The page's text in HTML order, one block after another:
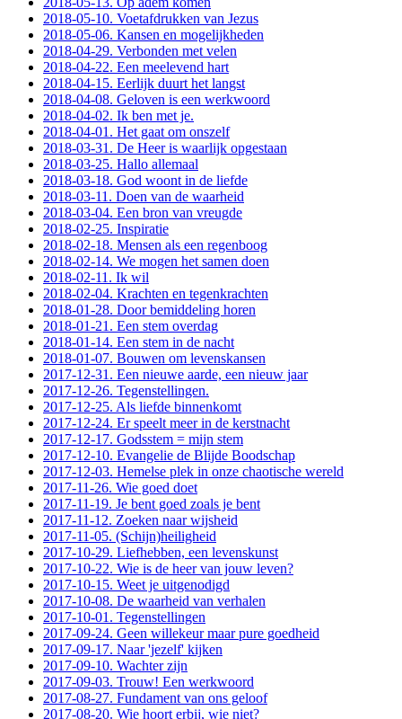
2018-05-10. Voetafdrukken van Jezus
2018-05-06. Kansen en mogelijkheden
2018-04-29. Verbonden met velen
2018-04-22. Een meelevend hart
2018-04-15. Eerlijk duurt het langst
2018-04-08. Geloven is een werkwoord
2018-04-02. Ik ben met je.
2018-04-01. Het gaat om onszelf
2018-03-31. De Heer is waarlijk opgestaan
2018-03-25. Hallo allemaal
2018-03-18. God woont in de liefde
2018-03-11. Doen van de waarheid
2018-03-04. Een bron van vreugde
2018-02-25. Inspiratie
2018-02-18. Mensen als een regenboog
2018-02-14. We mogen het samen doen
2018-02-11. Ik wil
2018-02-04. Krachten en tegenkrachten
2018-01-28. Door bemiddeling horen
2018-01-21. Een stem overdag
2018-01-14. Een stem in de nacht
2018-01-07. Bouwen om levenskansen
2017-12-31. Een nieuwe aarde, een nieuw jaar
2017-12-26. Tegenstellingen.
2017-12-25. Als liefde binnenkomt
2017-12-24. Er speelt meer in de kerstnacht
2017-12-17. Godsstem = mijn stem
2017-12-10. Evangelie de Blijde Boodschap
2017-12-03. Hemelse plek in onze chaotische wereld
2017-11-26. Wie goed doet
2017-11-19. Je bent goed zoals je bent
2017-11-12. Zoeken naar wijsheid
2017-11-05. (Schijn)heiligheid
2017-10-29. Liefhebben, een levenskunst
2017-10-22. Wie is de heer van jouw leven?
2017-10-15. Weet je uitgenodigd
2017-10-08. De waarheid van verhalen
2017-10-01. Tegenstellingen
2017-09-24. Geen willekeur maar pure goedheid
2017-09-17. Naar 'jezelf' kijken
2017-09-10. Wachter zijn
2017-09-03. Trouw! Een werkwoord
2017-08-27. Fundament van ons geloof
2017-08-20. Wie hoort erbij, wie niet?